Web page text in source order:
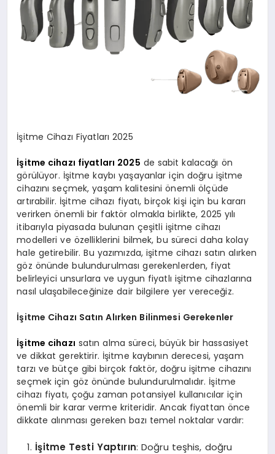
İşitme Cihazı Fiyatları 2025
İşitme cihazı fiyatları 2025 de sabit kalacağı ön
görülüyor. İşitme kaybı yaşayanlar için doğru işitme
cihazını seçmek, yaşam kalitesini önemli ölçüde
artırabilir. İşitme cihazı fiyatı, birçok kişi için bu kararı
verirken önemli bir faktör olmakla birlikte, 2025 yılı
itibarıyla piyasada bulunan çeşitli işitme cihazı
modelleri ve özelliklerini bilmek, bu süreci daha kolay
hale getirebilir. Bu yazımızda, işitme cihazı satın alırken
göz önünde bulundurulması gerekenlerden, fiyat
belirleyici unsurlara ve uygun fiyatlı işitme cihazlarına
nasıl ulaşabileceğinize dair bilgilere yer vereceğiz.
İşitme Cihazı Satın Alırken Bilinmesi Gerekenler
İşitme cihazı satın alma süreci, büyük bir hassasiyet
ve dikkat gerektirir. İşitme kaybının derecesi, yaşam
tarzı ve bütçe gibi birçok faktör, doğru işitme cihazını
seçmek için göz önünde bulundurulmalıdır. İşitme
cihazı fiyatı, çoğu zaman potansiyel kullanıcılar için
önemli bir karar verme kriteridir. Ancak fiyattan önce
dikkate alınması gereken bazı temel noktalar vardır:
İşitme Testi Yaptırın: Doğru teşhis, doğru